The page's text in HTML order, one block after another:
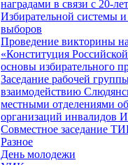
наградами в связи с 20-
Избирательной системы и
выборов
Проведение викторины
«Конституция
основы избирательного
Заседание рабочей
взаимодействию
местными отделениями
организаций инвалидов
Совместное заседание
Разное
День молодежи